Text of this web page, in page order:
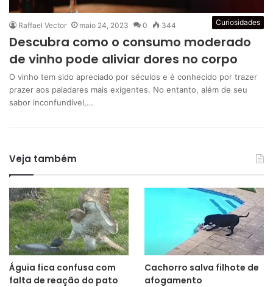
Curiosidades
Raffael Vector maio 24, 2023 0 344
Descubra como o consumo moderado
de vinho pode aliviar dores no corpo
O vinho tem sido apreciado por séculos e é conhecido por trazer
prazer aos paladares mais exigentes. No entanto, além de seu
sabor inconfundível,…
Veja também
Águia fica confusa com
falta de reação do pato
Cachorro salva filhote de
afogamento